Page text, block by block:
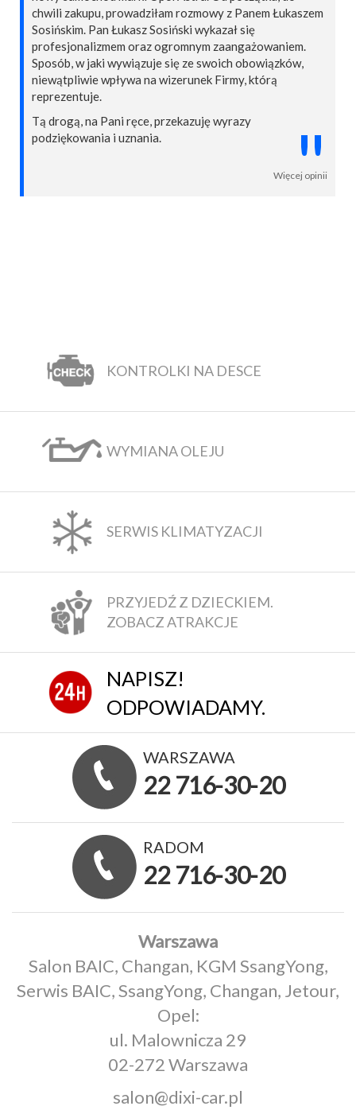
chwili zakupu, prowadziłam rozmowy z Panem Łukaszem
Sosińskim. Pan Łukasz Sosiński wykazał się
profesjonalizmem oraz ogromnym zaangażowaniem.
Sposób, w jaki wywiązuje się ze swoich obowiązków,
niewątpliwie wpływa na wizerunek Firmy, którą
reprezentuje.
Tą drogą, na Pani ręce, przekazuję wyrazy
podziękowania i uznania.
"
Więcej opinii
KONTROLKI NA DESCE
WYMIANA OLEJU
SERWIS KLIMATYZACJI
PRZYJEDŹ Z DZIECKIEM.
ZOBACZ ATRAKCJE
NAPISZ!
ODPOWIADAMY.
WARSZAWA
22 716-30-20
RADOM
22 716-30-20
Warszawa
Salon BAIC, Changan, KGM SsangYong,
Serwis BAIC, SsangYong, Changan, Jetour,
Opel:
ul. Malownicza 29
02-272 Warszawa
salon@dixi-car.pl